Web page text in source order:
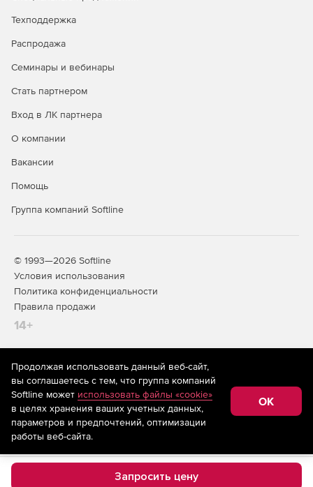
Масштабируемость.
Детализированные сообщения об ошибках.
Прямая интеграция элементов Creo.
Интеграция таблиц изменений.
Запросить цену
Техподдержка
Распродажа
Семинары и вебинары
Стать партнером
Вход в ЛК партнера
О компании
Вакансии
Помощь
Группа компаний Softline
© 1993—2026 Softline
Условия использования
Политика конфиденциальности
Правила продажи
14+
На информационном ресурсе store.softline.ru применяются
рекомендательные технологии(информационные технологии
предоставления информации на основе сбора,
систематизации и анализа сведений, относящихся к
предпочтениям пользователей сети «Интернет»,
находящихся на территории Российской Федерации)
Продолжая использовать данный веб-сайт,
вы соглашаетесь с тем, что группа компаний
Softline может использовать файлы «cookie»
в целях хранения ваших учетных данных,
параметров и предпочтений, оптимизации
работы веб-сайта.
OK